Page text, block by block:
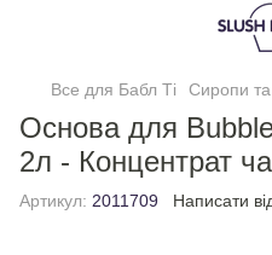
Все для Бабл Ті Сиропи та
Основа для
2л - Концентрат
Артикул: 2011709 Написати